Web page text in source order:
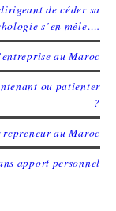
de céder sa
s’en mêle….
au Maroc
ou patienter
?
au Maroc
apport personnel